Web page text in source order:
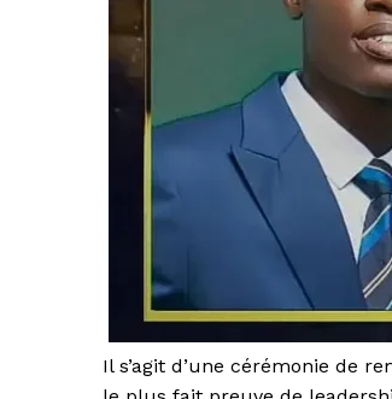
Il s’agit d’une cérémonie de